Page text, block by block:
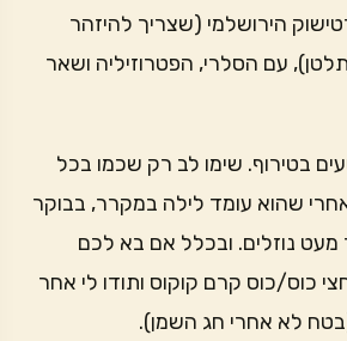
הירושלמי (שצריך להיזהר
עם הסלרי, הפטרוזיליה ושאר
בטירוף. שימו לב רק שכמו בכל
שהוא עומד לילה במקרר, בבוקר
מעט נוזלים. ובכלל אם בא לכם
כוס/כוס קרם קוקוס ותודו לי אחר
לא אחרי חג השמן).